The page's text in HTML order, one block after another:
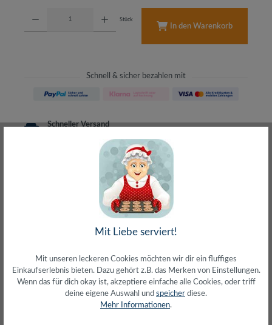
Stück
In den Warenkorb
Schnell & sicher bezahlen mit
Schneller Versand
30 Tage Rückgaberecht
ohne Risiko bestellen
– Frag den Profi!
kostenlos und persönlich
Über 20+ Jahre Erfahrung
wir wissen von was wir sprechen
Beschreibung
Geschlossenes Abdeckblech / BlindpanelFür leere Flächen
Mit Liebe serviert!
Mit unseren leckeren Cookies möchten wir dir ein fluffiges
Einkaufserlebnis bieten. Dazu gehört z.B. das Merken von Einstellungen.
Wenn das für dich okay ist, akzeptiere einfache alle Cookies, oder triff
deine eigene Auswahl und speicher diese.
Mehr Informationen.